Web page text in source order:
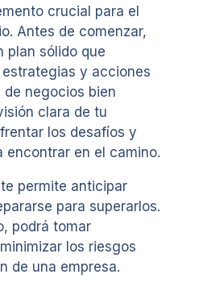
crucial para el
Antes de comenzar,
plan sólido que
y acciones
de negocios bien
clara de tu
los desafíos y
encontrar en el camino.
permite anticipar
para superarlos.
podrá tomar
los riesgos
de una empresa.